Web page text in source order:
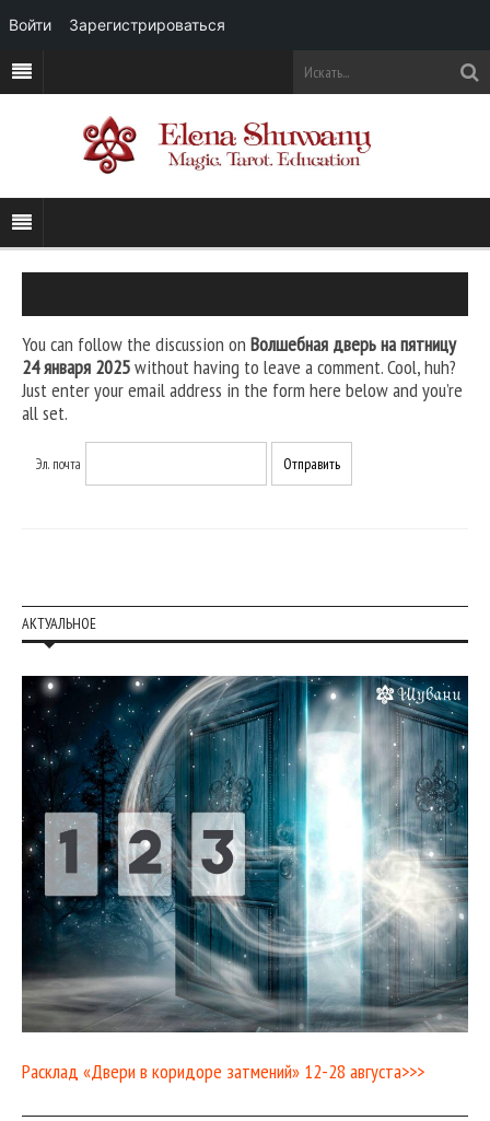
You can follow the discussion on Волшебная дверь на пятницу
24 января 2025without having to leave a comment. Cool, huh?
Just enter your email address in the form here below and you’re
all set.
Эл. почта
АКТУАЛЬНОЕ
Расклад «Двери в коридоре затмений» 12-28 августа>>>
Войти Зарегистрироваться